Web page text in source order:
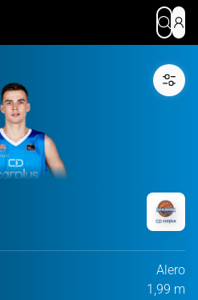
Alero
1,99 m